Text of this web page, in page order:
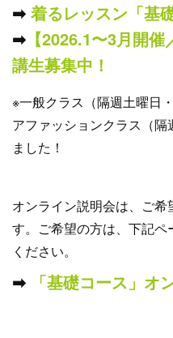
➡︎ 着るレッスン「基
➡︎ 【2026.1〜3月開
講生募集中！
※一般クラス（隔週土曜日
アファッションクラス（
ました！
オンライン説明会は、ご希
す。ご希望の方は、下記
ください。
➡︎ 「基礎コース」オ